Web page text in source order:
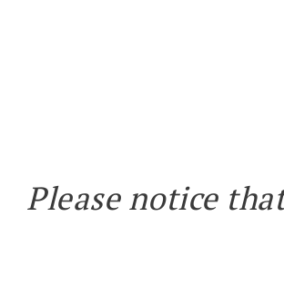
Please notice